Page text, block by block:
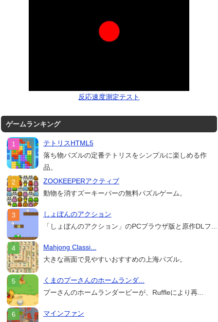
反応速度測定テスト
ゲームランキング
テトリスHTML5
落ち物パズルの定番テトリスをシンプルに楽しめる作
品。
ZOOKEEPERアクティブ
動物を消すズーキーパーの無料パズルゲーム。
しょぼんのアクション
「しょぼんのアクション」のPCブラウザ版と原作DLフ...
Mahjong Classi...
大きな画面で見やすいおすすめの上海パズル。
くまのプーさんのホームランダ...
プーさんのホームランダービーが、Ruffleにより再...
マインファン